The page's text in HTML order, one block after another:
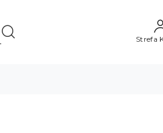
Strefa